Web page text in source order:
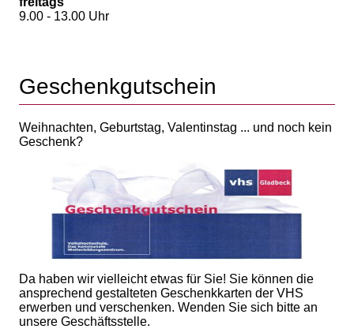
9.00 - 13.00 Uhr
Geschenkgutschein
Weihnachten, Geburtstag, Valentinstag ... und noch kein
Geschenk?
Da haben wir vielleicht etwas für Sie! Sie können die
ansprechend gestalteten Geschenkkarten der VHS
erwerben und verschenken. Wenden Sie sich bitte an
unsere Geschäftsstelle.